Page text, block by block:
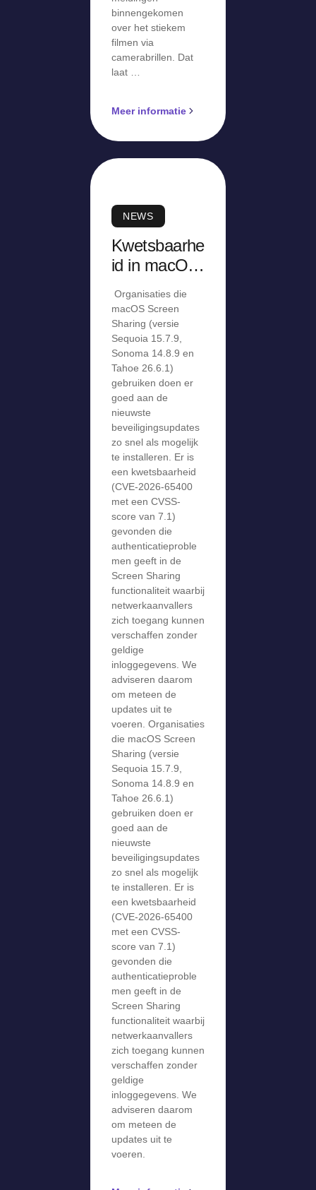
binnengekomen
over het stiekem
filmen via
camerabrillen. Dat
laat …
Meer informatie
NEWS
Kwetsbaarhe
id in macOS
Sharing
Organisaties die
macOS Screen
Sharing (versie
Sequoia 15.7.9,
Sonoma 14.8.9 en
Tahoe 26.6.1)
gebruiken doen er
goed aan de
nieuwste
beveiligingsupdates
zo snel als mogelijk
te installeren. Er is
een kwetsbaarheid
(CVE-2026-65400
met een CVSS-
score van 7.1)
gevonden die
authenticatieproble
men geeft in de
Screen Sharing
functionaliteit waarbij
netwerkaanvallers
zich toegang kunnen
verschaffen zonder
geldige
inloggegevens. We
adviseren daarom
om meteen de
updates uit te
voeren. Organisaties
die macOS Screen
Sharing (versie
Sequoia 15.7.9,
Sonoma 14.8.9 en
Tahoe 26.6.1)
gebruiken doen er
goed aan de
nieuwste
beveiligingsupdates
zo snel als mogelijk
te installeren. Er is
een kwetsbaarheid
(CVE-2026-65400
met een CVSS-
score van 7.1)
gevonden die
authenticatieproble
men geeft in de
Screen Sharing
functionaliteit waarbij
netwerkaanvallers
zich toegang kunnen
verschaffen zonder
geldige
inloggegevens. We
adviseren daarom
om meteen de
updates uit te
voeren.